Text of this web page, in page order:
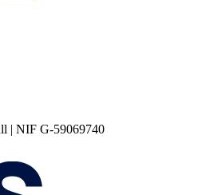
| NIF G-59069740